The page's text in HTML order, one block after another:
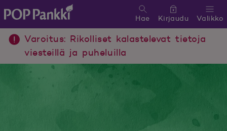
POP Pankki, etusivulle
Valikko
Hae Kirjaudu
Varoitus: Rikolliset kalastelevat tietoja
viesteillä ja puheluilla